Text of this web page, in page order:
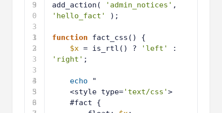
9
3
0
3
1
3
2
3
3
3
4
3
5
3
6
3
add_action( 'admin_notices'
'hello_fact'
);
function
fact_css() {
$x = is_rtl() ? 'left'
'right' ;
echo
"
<style type='text/css'>
#fact {